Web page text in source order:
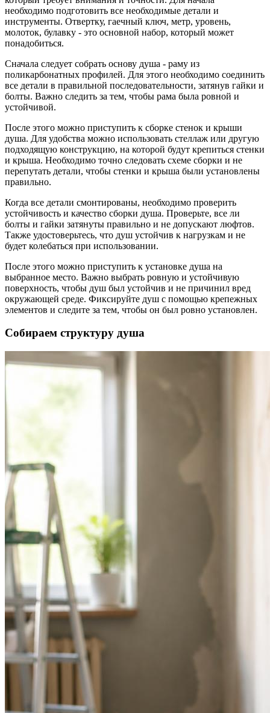
необходимо подготовить все необходимые детали и
инструменты. Отвертку, гаечный ключ, метр, уровень,
молоток, булавку - это основной набор, который может
понадобиться.
Сначала следует собрать основу душа - раму из
поликарбонатных профилей. Для этого необходимо соединить
все детали в правильной последовательности, затянув гайки и
болты. Важно следить за тем, чтобы рама была ровной и
устойчивой.
После этого можно приступить к сборке стенок и крыши
душа. Для удобства можно использовать стеллаж или другую
подходящую конструкцию, на которой будут крепиться стенки
и крыша. Необходимо точно следовать схеме сборки и не
перепутать детали, чтобы стенки и крыша были установлены
правильно.
Когда все детали смонтированы, необходимо проверить
устойчивость и качество сборки душа. Проверьте, все ли
болты и гайки затянуты правильно и не допускают люфтов.
Также удостоверьтесь, что душ устойчив к нагрузкам и не
будет колебаться при использовании.
После этого можно приступить к установке душа на
выбранное место. Важно выбрать ровную и устойчивую
поверхность, чтобы душ был устойчив и не причинил вред
окружающей среде. Фиксируйте душ с помощью крепежных
элементов и следите за тем, чтобы он был ровно установлен.
Собираем структуру душа